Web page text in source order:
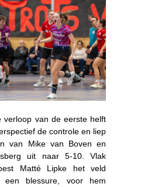
verloop van de eerste helft
de controle en liep
van Mike van Boven en
uit naar 5-10. Vlak
Matté Lipke het veld
een blessure, voor hem